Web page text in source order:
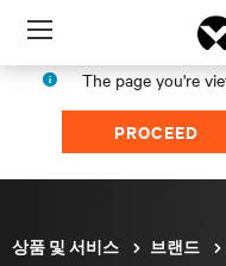
Menu
The page you're
PROCEED
상품 및 서비스 브랜드